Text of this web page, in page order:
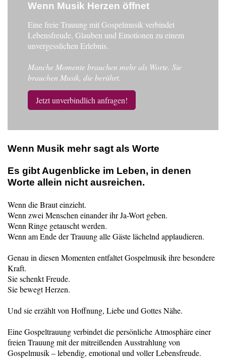
Wenn Musik Herzen öffnet
Eine freie Trauung mit Gospelmusik verbindet
Lebensfreude, Glauben und Emotionen zu einem
unvergesslichen Erlebnis.
Manche Momente brauchen mehr als Worte. Sie
brauchen Musik, die berührt.
Jetzt unverbindlich anfragen!
Wenn Musik mehr sagt als Worte
Es gibt Augenblicke im Leben, in denen
Worte allein nicht ausreichen.
Wenn die Braut einzieht.
Wenn zwei Menschen einander ihr Ja-Wort geben.
Wenn Ringe getauscht werden.
Wenn am Ende der Trauung alle Gäste lächelnd applaudieren.
Genau in diesen Momenten entfaltet Gospelmusik ihre besondere
Kraft.
Sie schenkt Freude.
Sie bewegt Herzen.
Und sie erzählt von Hoffnung, Liebe und Gottes Nähe.
Eine Gospeltrauung verbindet die persönliche Atmosphäre einer
freien Trauung mit der mitreißenden Ausstrahlung von
Gospelmusik – lebendig, emotional und voller Lebensfreude.